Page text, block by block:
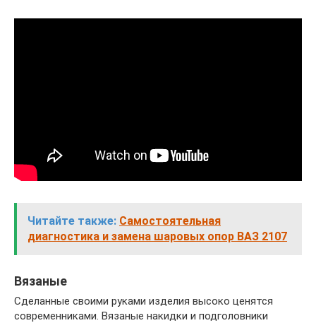
Читайте также: Самостоятельная
диагностика и замена шаровых опор ВАЗ 2107
Вязаные
Сделанные своими руками изделия высоко ценятся
современниками. Вязаные накидки и подголовники